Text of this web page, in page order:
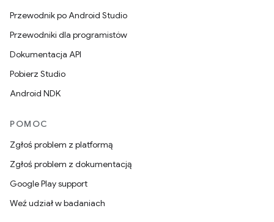
Przewodnik po Android Studio
Przewodniki dla programistów
Dokumentacja API
Pobierz Studio
Android NDK
POMOC
Zgłoś problem z platformą
Zgłoś problem z dokumentacją
Google Play support
Weź udział w badaniach